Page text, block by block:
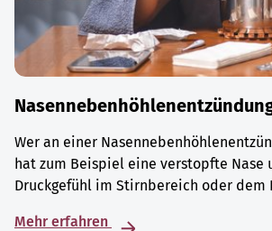
Wer an einer
hat zum Beispiel eine verstopfte Nase
Druckgefühl im Stirnbereich oder dem
Mehr erfahren